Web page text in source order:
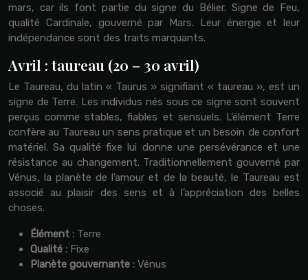
mars, car ils font partie du signe du Bélier. Signe de Feu,
qualité Cardinale, gouverné par Mars. Leur énergie et leur
indépendance sont des traits marquants.
Avril : taureau (20 – 30 avril)
Le Taureau, du latin « Taurus » signifiant « taureau », est un
signe de Terre. Les individus nés sous ce signe sont souvent
perçus comme stables, fiables et sensuels. L’élément Terre
confère au Taureau un sens pratique et un besoin de confort
matériel. Sa qualité fixe lui donne une persévérance et une
résistance au changement. Traditionnellement gouverné par
Vénus, la planète de l’amour et de la beauté, le Taureau est
associé au plaisir des sens et à l’appréciation des belles
choses.
Élément : Terre
Qualité : Fixe
Planète gouvernante : Vénus